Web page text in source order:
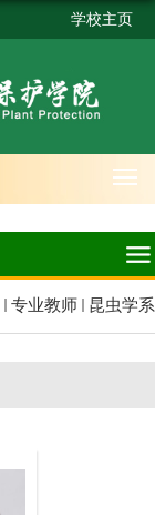
学校主页
专业教师 昆虫学系